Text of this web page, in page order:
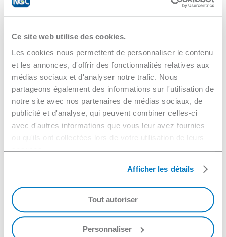
Ce site web utilise des cookies.
Les cookies nous permettent de personnaliser le contenu
et les annonces, d'offrir des fonctionnalités relatives aux
médias sociaux et d'analyser notre trafic. Nous
partageons également des informations sur l'utilisation de
notre site avec nos partenaires de médias sociaux, de
publicité et d'analyse, qui peuvent combiner celles-ci
avec d'autres informations que vous leur avez fournies
ou qu'ils ont collectées lors de votre utilisation de leurs
services.
Afficher les détails
Tout autoriser
Personnaliser
plat, fabriqué à partir de fibres de polyester
très fines et étroitement tissées, traitées à
la résine. Le disque est recouvert d’un film
lubrifiants et permet l’utilisation de tous les
types de liquides utilisés pour le polissage.
Le disque de polissage Hacoflat N est
destiné à transmettre la planéité du disque
de polissage pendant le polissage et est
donc idéal pour le pré-polissage
d’échantillons nécessitant une planéité
absolue.
Matériau
Polyester traité à la résine